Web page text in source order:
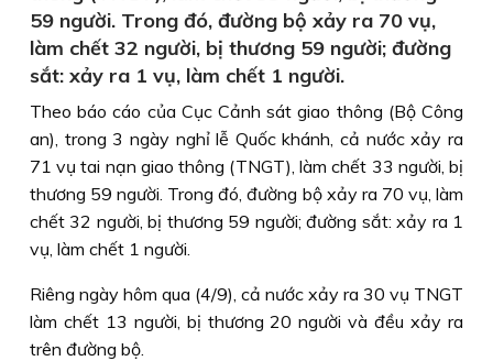
59 người. Trong đó, đường bộ xảy ra 70 vụ,
làm chết 32 người, bị thương 59 người; đường
sắt: xảy ra 1 vụ, làm chết 1 người.
Theo báo cáo của Cục Cảnh sát giao thông (Bộ Công
an), trong 3 ngày nghỉ lễ Quốc khánh, cả nước xảy ra
71 vụ tai nạn giao thông (TNGT), làm chết 33 người, bị
thương 59 người. Trong đó, đường bộ xảy ra 70 vụ, làm
chết 32 người, bị thương 59 người; đường sắt: xảy ra 1
vụ, làm chết 1 người.
Riêng ngày hôm qua (4/9), cả nước xảy ra 30 vụ TNGT
làm chết 13 người, bị thương 20 người và đều xảy ra
trên đường bộ.